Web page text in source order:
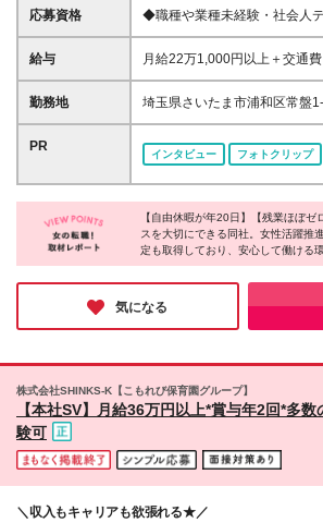
応募資格
◆職種や業種未経験・社会人
も歓迎 ◆人柄重視！職歴や転
などでブランクのある方もご応
限：無
給与
月給22万1,000円以上＋交通費 ※上記には業務手当と
して固定残業代（1万3,600円/
す。 ※超過することはありま
勤務地
埼玉県さいたま市浦和区常盤
ル3F (変更の範囲)上記を除
PR
インタビュー フォトクリップ
【自由休暇が年20日】【残業ほぼゼ
スを大切にできる同社。女性活躍推
定も取得しており、安心して働ける
象的なのは「残業が少ない社員ほど
標。定時退社を続けると賞与額にプ
組みで、仕事とプライベートを両立
もあるのは魅力的なポイントだと思
気になる
株式会社SHINKS-K【こもれび保育園グループ】
【本社SV】月給36万円以上*賞与年2回*多
験可
＼収入もキャリアも欲張れる★／